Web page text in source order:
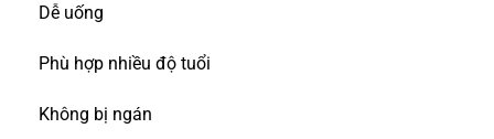
Dễ uống
Phù hợp nhiều độ tuổi
Không bị ngán